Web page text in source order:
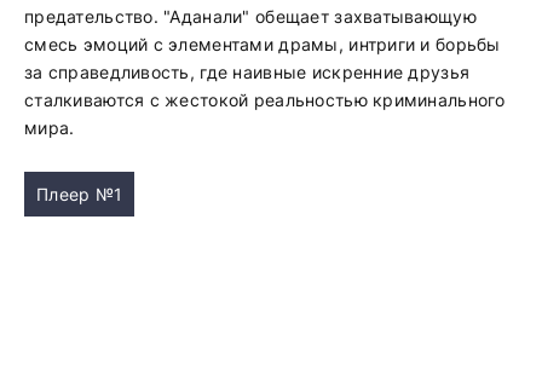
предательство. "Аданали" обещает захватывающую
смесь эмоций с элементами драмы, интриги и борьбы
за справедливость, где наивные искренние друзья
сталкиваются с жестокой реальностью криминального
мира.
Плеер №1